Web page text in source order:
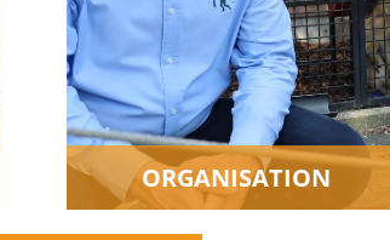
ORGANISATION